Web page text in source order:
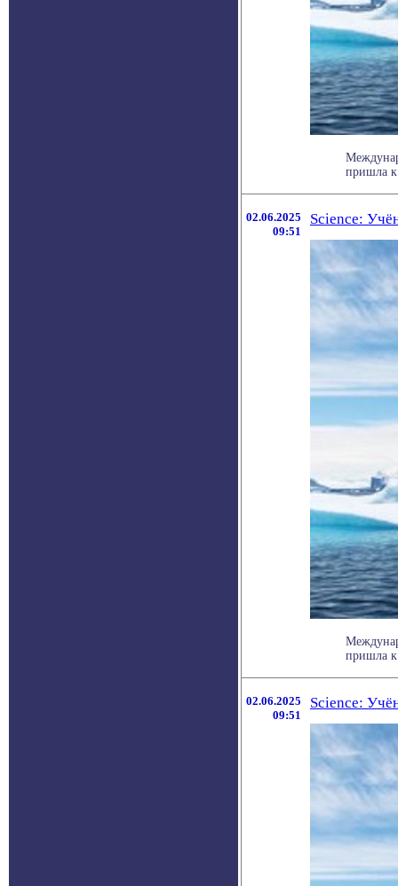
пришла
02.06.2025
09:51
Science:
пришла
02.06.2025
09:51
Science: